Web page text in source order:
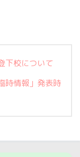
下校について
時情報」発表時